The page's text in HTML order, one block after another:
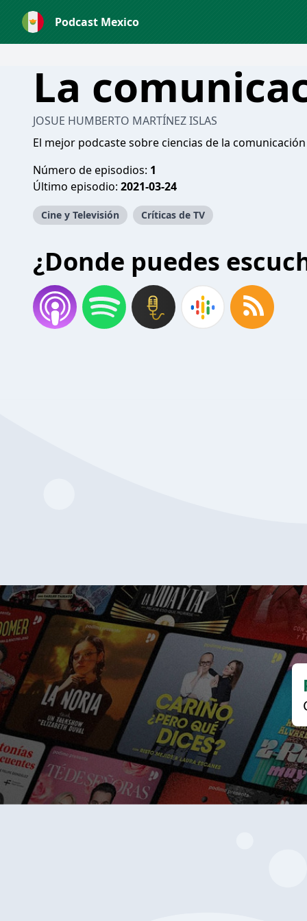
Podcast Mexico
La
JOSUE HUMBERTO MARTÍNEZ ISLAS
El mejor podcaste sobre ciencias de la comunicación
Número de episodios: 1
Último episodio: 2021-03-24
Cine y Televisión Críticas de TV
¿Donde puedes